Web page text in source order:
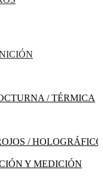
/ TÉRMICA
/
Y MEDICIÓN